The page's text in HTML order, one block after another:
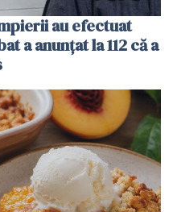
au efectuat
a anunțat la 112 că a